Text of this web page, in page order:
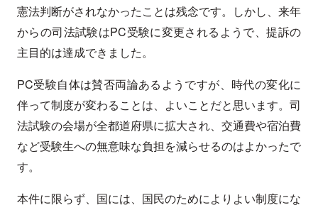
憲法判断がされなかったことは残念です。しかし、来年
からの司法試験はPC受験に変更されるようで、提訴の
主目的は達成できました。
PC受験自体は賛否両論あるようですが、時代の変化に
伴って制度が変わることは、よいことだと思います。司
法試験の会場が全都道府県に拡大され、交通費や宿泊費
など受験生への無意味な負担を減らせるのはよかったで
す。
本件に限らず、国には、国民のためによりよい制度にな